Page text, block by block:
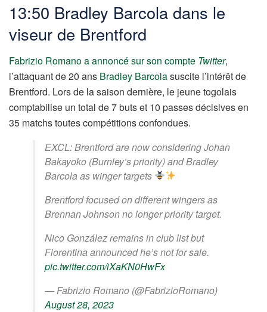
13:50 Bradley Barcola dans le
viseur de Brentford
Fabrizio Romano a annoncé sur son compte Twitter,
l’attaquant de 20 ans Bradley Barcolasuscite l’intérêt de
Brentford. Lors de la saison dernière, le jeune togolais
comptabilise un total de 7 buts et 10 passes décisives en
35 matchs toutes compétitions confondues.
EXCL: Brentford are now considering Johan
Bakayoko (Burnley’s priority) and Bradley
Barcola as winger targets
Brentford focused on different wingers as
Brennan Johnson no longer priority target.
Nico González remains in club list but
Fiorentina announced he’s not for sale.
pic.twitter.com/iXaKN0HwFx
— Fabrizio Romano (@FabrizioRomano)
August 28, 2023